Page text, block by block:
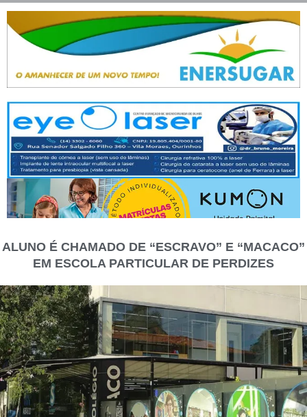
ALUNO É CHAMADO DE “ESCRAVO” E “MACACO”
EM ESCOLA PARTICULAR DE PERDIZES